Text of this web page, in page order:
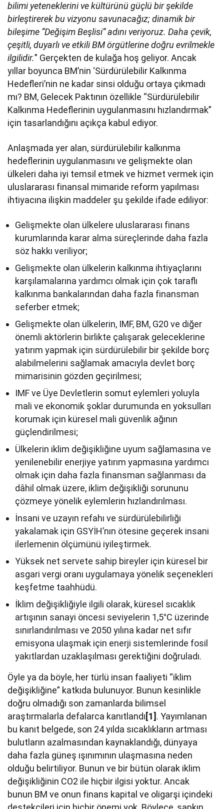
bilimi yeteneklerini ve kültürünü güçlü bir şekilde
birleştirerek bu vizyonu savunacağız; dinamik bir
bileşime “Değişim Beşlisi” adını veriyoruz. Daha çevik,
çeşitli, duyarlı ve etkili BM örgütlerine doğru evrilmekle
ilgilidir.” Gerçekten de kulağa hoş geliyor. Ancak
yıllar boyunca BM’nin ‘Sürdürülebilir Kalkınma
Hedefleri’nin ne kadar sinsi olduğu ortaya çıkmadı
mı? BM, Gelecek Paktının özellikle “Sürdürülebilir
Kalkınma Hedeflerinin uygulanmasını hızlandırmak”
için tasarlandığını açıkça kabul ediyor.
Anlaşmada yer alan, sürdürülebilir kalkınma
hedeflerinin uygulanmasını ve gelişmekte olan
ülkeleri daha iyi temsil etmek ve hizmet vermek için
uluslararası finansal mimaride reform yapılması
ihtiyacına ilişkin maddeler şu şekilde ifade ediliyor:
Gelişmekte olan ülkelere uluslararası finans
kurumlarında karar alma süreçlerinde daha fazla
söz hakkı veriliyor;
Gelişmekte olan ülkelerin kalkınma ihtiyaçlarını
karşılamalarına yardımcı olmak için çok taraflı
kalkınma bankalarından daha fazla finansman
seferber etmek;
Gelişmekte olan ülkelerin, IMF, BM, G20 ve diğer
önemli aktörlerin birlikte çalışarak geleceklerine
yatırım yapmak için sürdürülebilir bir şekilde borç
alabilmelerini sağlamak amacıyla devlet borç
mimarisinin gözden geçirilmesi;
IMF ve Üye Devletlerin somut eylemleri yoluyla
mali ve ekonomik şoklar durumunda en yoksulları
korumak için küresel mali güvenlik ağının
güçlendirilmesi;
Ülkelerin iklim değişikliğine uyum sağlamasına ve
yenilenebilir enerjiye yatırım yapmasına yardımcı
olmak için daha fazla finansman sağlanması da
dâhil olmak üzere, iklim değişikliği sorununu
çözmeye yönelik eylemlerin hızlandırılması.
İnsani ve uzayın refahı ve sürdürülebilirliği
yakalamak için GSYİH’nın ötesine geçerek insani
ilerlemenin ölçümünü iyileştirmek.
Yüksek net servete sahip bireyler için küresel bir
asgari vergi oranı uygulamaya yönelik seçenekleri
keşfetme taahhüdü.
İklim değişikliğiyle ilgili olarak, küresel sıcaklık
artışının sanayi öncesi seviyelerin 1,5°C üzerinde
sınırlandırılması ve 2050 yılına kadar net sıfır
emisyona ulaşmak için enerji sistemlerinde fosil
yakıtlardan uzaklaşılması gerektiğini doğruladı.
Öyle ya da böyle, her türlü insan faaliyeti “iklim
değişikliğine” katkıda bulunuyor. Bunun kesinlikle
doğru olmadığı son zamanlarda bilimsel
araştırmalarla defalarca kanıtlandı[1] . Yayımlanan
bu kanıt belgede, son 24 yılda sıcaklıkların artması
bulutların azalmasından kaynaklandığı, dünyaya
daha fazla güneş ışınımının ulaşmasına neden
olduğu belirtiliyor. Bunun ve bir bütün olarak iklim
değişikliğinin CO2 ile hiçbir ilgisi yoktur. Ancak
bunun BM ve onun finans kapital ve oligarşi içindeki